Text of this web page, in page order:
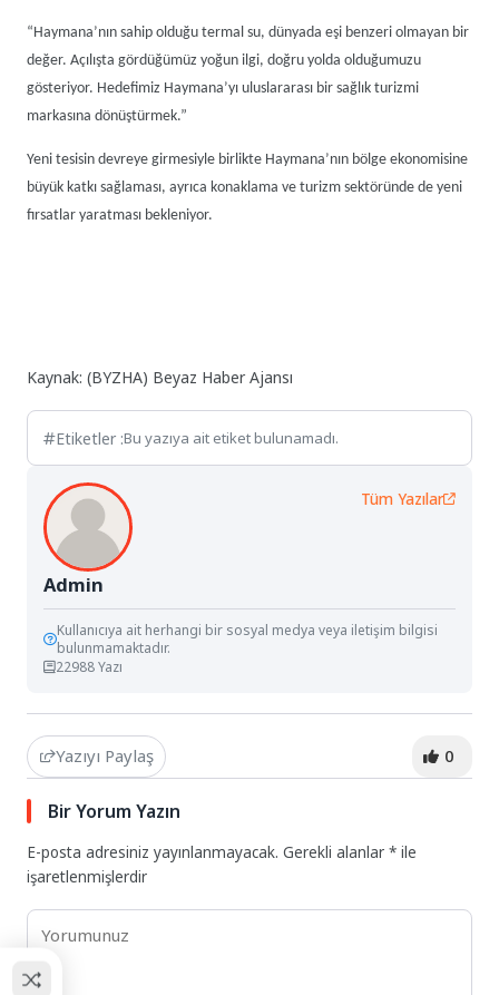
“Haymana’nın sahip olduğu termal su, dünyada eşi benzeri olmayan bir
değer. Açılışta gördüğümüz yoğun ilgi, doğru yolda olduğumuzu
gösteriyor. Hedefimiz Haymana’yı uluslararası bir sağlık turizmi
markasına dönüştürmek.”
Yeni tesisin devreye girmesiyle birlikte Haymana’nın bölge ekonomisine
büyük katkı sağlaması, ayrıca konaklama ve turizm sektöründe de yeni
fırsatlar yaratması bekleniyor.
Kaynak: (BYZHA) Beyaz Haber Ajansı
Etiketler :Bu yazıya ait etiket bulunamadı.
Admin
Tüm Yazılar
Kullanıcıya ait herhangi bir sosyal medya veya iletişim bilgisi
bulunmamaktadır.
22988 Yazı
Yazıyı Paylaş 0
Bir Yorum Yazın
E-posta adresiniz yayınlanmayacak. Gerekli alanlar* ile
işaretlenmişlerdir